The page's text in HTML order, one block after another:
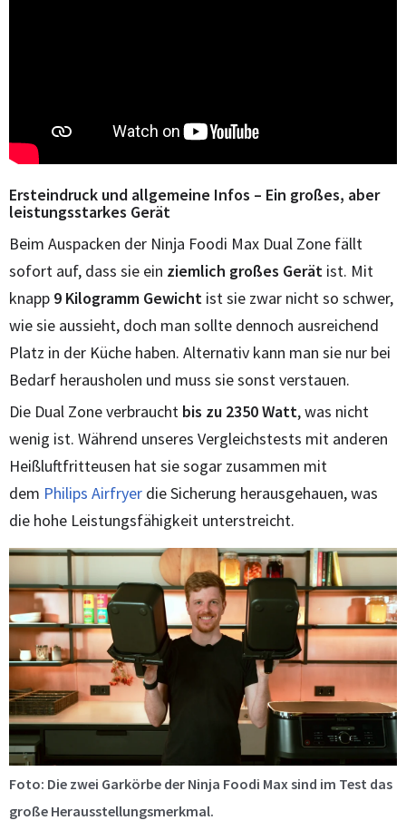
Ersteindruck und allgemeine Infos – Ein großes, aber
leistungsstarkes Gerät
Beim Auspacken der Ninja Foodi Max Dual Zone fällt
sofort auf, dass sie ein ziemlich großes Gerät ist. Mit
knapp 9 Kilogramm Gewicht ist sie zwar nicht so schwer,
wie sie aussieht, doch man sollte dennoch ausreichend
Platz in der Küche haben. Alternativ kann man sie nur bei
Bedarf herausholen und muss sie sonst verstauen.
Die Dual Zone verbraucht bis zu 2350 Watt, was nicht
wenig ist. Während unseres Vergleichstests mit anderen
Heißluftfritteusen hat sie sogar zusammen mit
dem Philips Airfryer die Sicherung herausgehauen, was
die hohe Leistungsfähigkeit unterstreicht.
Foto: Die zwei Garkörbe der Ninja Foodi Max sind im Test das
große Herausstellungsmerkmal.